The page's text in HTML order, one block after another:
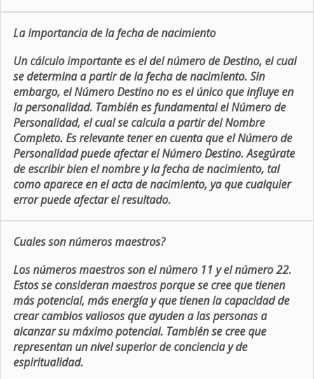
La importancia de la fecha de nacimiento
Un cálculo importante es el del número de Destino, el cual
se determina a partir de la fecha de nacimiento. Sin
embargo, el Número Destino no es el único que influye en
la personalidad. También es fundamental el Número de
Personalidad, el cual se calcula a partir del Nombre
Completo. Es relevante tener en cuenta que el Número de
Personalidad puede afectar el Número Destino. Asegúrate
de escribir bien el nombre y la fecha de nacimiento, tal
como aparece en el acta de nacimiento, ya que cualquier
error puede afectar el resultado.
Cuales son números maestros?
Los números maestros son el número 11 y el número 22.
Estos se consideran maestros porque se cree que tienen
más potencial, más energía y que tienen la capacidad de
crear cambios valiosos que ayuden a las personas a
alcanzar su máximo potencial. También se cree que
representan un nivel superior de conciencia y de
espiritualidad.